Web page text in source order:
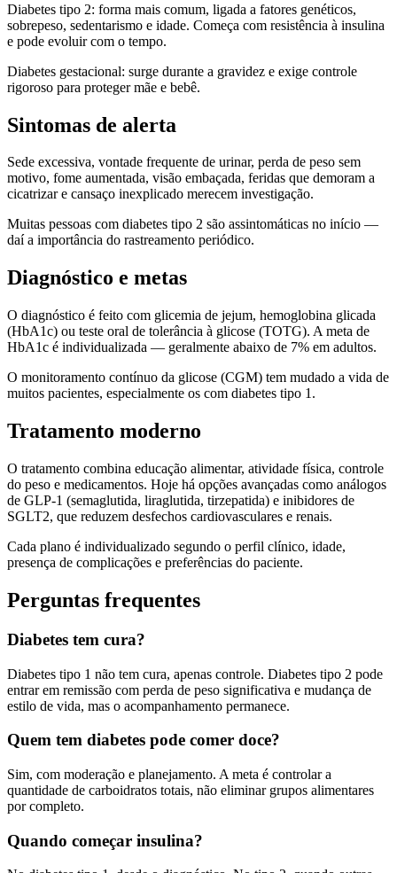
Diabetes tipo 2: forma mais comum, ligada a fatores genéticos,
sobrepeso, sedentarismo e idade. Começa com resistência à insulina
e pode evoluir com o tempo.
Diabetes gestacional: surge durante a gravidez e exige controle
rigoroso para proteger mãe e bebê.
Sintomas de alerta
Sede excessiva, vontade frequente de urinar, perda de peso sem
motivo, fome aumentada, visão embaçada, feridas que demoram a
cicatrizar e cansaço inexplicado merecem investigação.
Muitas pessoas com diabetes tipo 2 são assintomáticas no início —
daí a importância do rastreamento periódico.
Diagnóstico e metas
O diagnóstico é feito com glicemia de jejum, hemoglobina glicada
(HbA1c) ou teste oral de tolerância à glicose (TOTG). A meta de
HbA1c é individualizada — geralmente abaixo de 7% em adultos.
O monitoramento contínuo da glicose (CGM) tem mudado a vida de
muitos pacientes, especialmente os com diabetes tipo 1.
Tratamento moderno
O tratamento combina educação alimentar, atividade física, controle
do peso e medicamentos. Hoje há opções avançadas como análogos
de GLP-1 (semaglutida, liraglutida, tirzepatida) e inibidores de
SGLT2, que reduzem desfechos cardiovasculares e renais.
Cada plano é individualizado segundo o perfil clínico, idade,
presença de complicações e preferências do paciente.
Perguntas frequentes
Diabetes tem cura?
Diabetes tipo 1 não tem cura, apenas controle. Diabetes tipo 2 pode
entrar em remissão com perda de peso significativa e mudança de
estilo de vida, mas o acompanhamento permanece.
Quem tem diabetes pode comer doce?
Sim, com moderação e planejamento. A meta é controlar a
quantidade de carboidratos totais, não eliminar grupos alimentares
por completo.
Quando começar insulina?